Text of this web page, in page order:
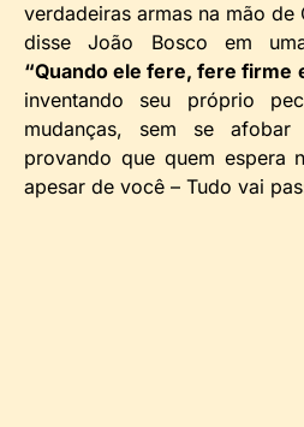
verdadeiras armas na mão de
disse João Bosco em
“Quando ele fere, fere firme
inventando seu próprio
mudanças, sem se
provando que quem espera
apesar de você – Tudo vai